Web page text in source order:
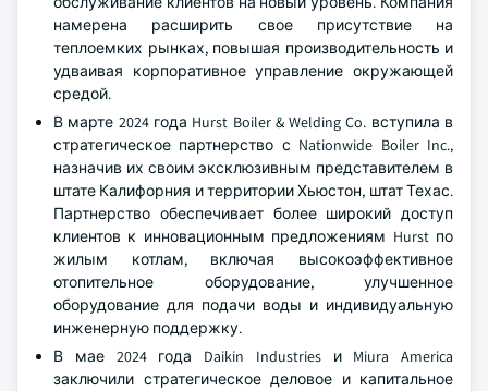
намерена расширить свое присутствие на
теплоемких рынках, повышая производительность и
удваивая корпоративное управление окружающей
средой.
В марте 2024 года Hurst Boiler & Welding Co. вступила в
стратегическое партнерство с Nationwide Boiler Inc.,
назначив их своим эксклюзивным представителем в
штате Калифорния и территории Хьюстон, штат Техас.
Партнерство обеспечивает более широкий доступ
клиентов к инновационным предложениям Hurst по
жилым котлам, включая высокоэффективное
отопительное оборудование, улучшенное
оборудование для подачи воды и индивидуальную
инженерную поддержку.
В мае 2024 года Daikin Industries и Miura America
заключили стратегическое деловое и капитальное